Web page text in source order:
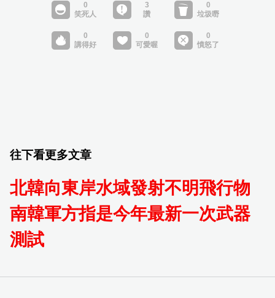
往下看更多文章
北韓向東岸水域發射不明飛行物
南韓軍方指是今年最新一次武器
測試